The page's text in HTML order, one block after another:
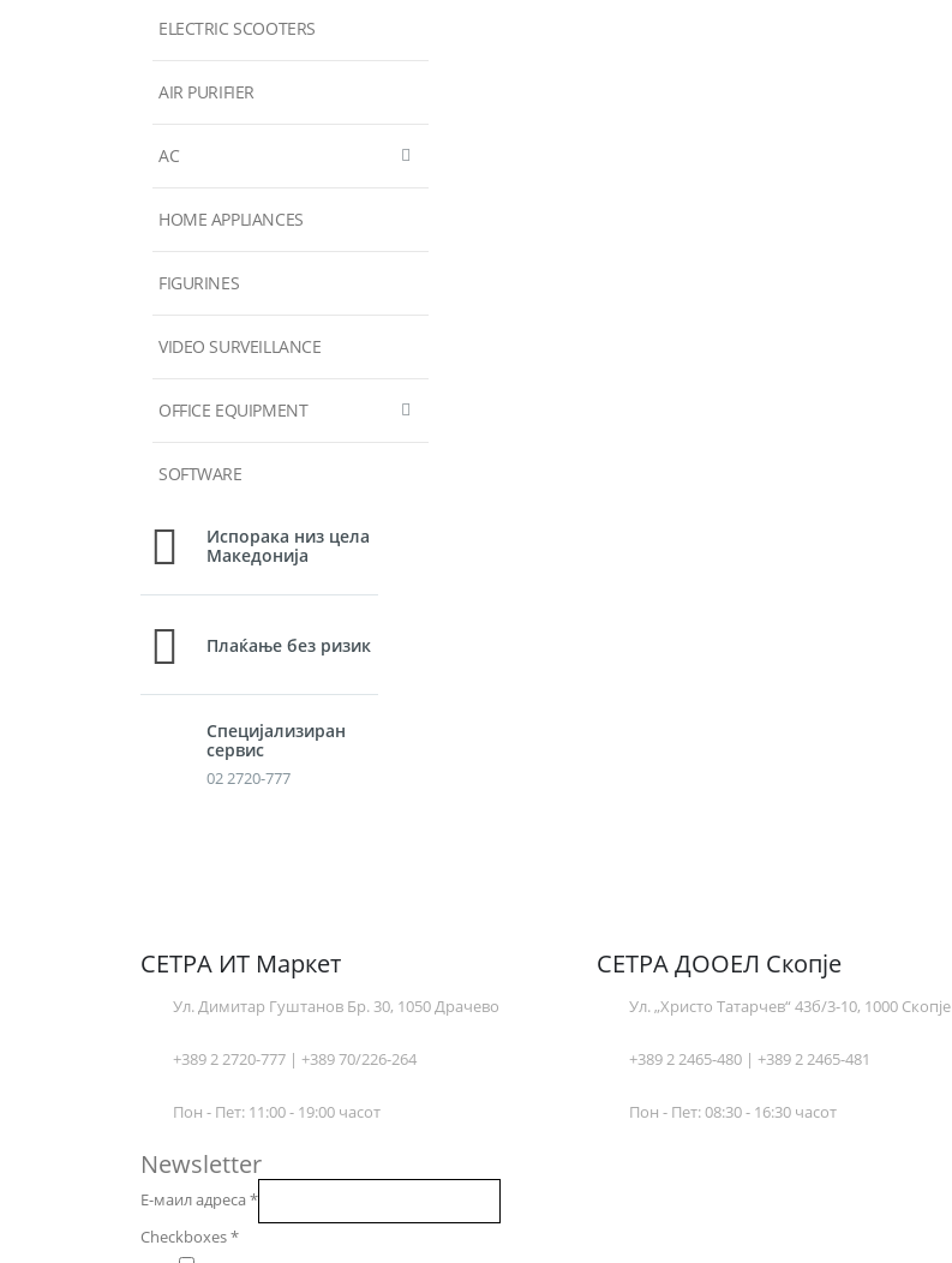
ELECTRIC SCOOTERS
AIR PURIFIER
AC
HOME APPLIANCES
FIGURINES
VIDEO SURVEILLANCE
OFFICE EQUIPMENT
SOFTWARE
Испорака низ цела
Македонија
Плаќање без ризик
Специјализиран
сервис
02 2720-777
СЕТРА ИТ Маркет
Ул. Димитар Гуштанов Бр. 30, 1050 Драчево
+389 2 2720-777 | +389 70/226-264
Пон - Пет: 11:00 - 19:00 часот
Newsletter
Е-маил адреса*
Checkboxes*
СЕТРА ДООЕЛ Скопје
Ул. „Христо Татарчев“ 43б/3-10, 1000 Скопје
+389 2 2465-480 | +389 2 2465-481
Пон - Пет: 08:30 - 16:30 часот